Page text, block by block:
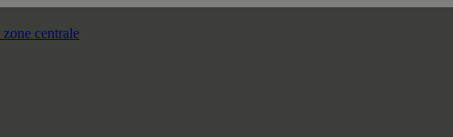
centrale